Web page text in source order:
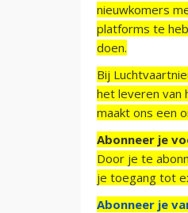
nieuwkomers
platforms te
doen.
Bij
het leveren van
maakt ons een
Abonneer je
Door je te
je toegang tot
Abonneer je